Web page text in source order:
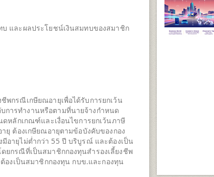
บ และผลประโยชน์เงินสมทบของสมาชิก
ชีพกรณีเกษียณอายุเพื่อได้รับการยกเว้น
การทำงานหรือตามที่นายจ้างกำหนด
หลักเกณฑ์และเงื่อนไขการยกเว้นภาษี
ยุ ต้องเกษียณอายุตามข้อบังคับของกอง
อายุไม่ต่ำกว่า 55 ปี บริบูรณ์ และต้องเป็น
ยกรณีที่เป็นสมาชิกกองทุนสำรองเลี้ยงชีพ
องเป็นสมาชิกกองทุน กบข.และกองทุน